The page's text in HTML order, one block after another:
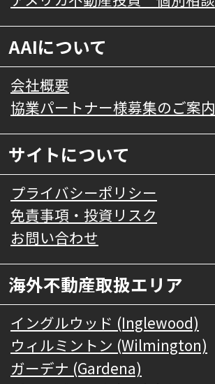
AAIについて
会社概要
協業パートナー様募集のご案内
サイトについて
プライバシーポリシー
免責事項・投資リスク
お問い合わせ
海外不動産取扱エリア
イングルウッド (Inglewood)
ウィルミントン (Wilmington)
ガーデナ (Gardena)